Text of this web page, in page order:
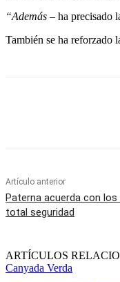
“Además – ha precisado
También se ha reforzado
Artículo anterior
Paterna acuerda con
total seguridad
ARTÍCULOS
Canyada Verda